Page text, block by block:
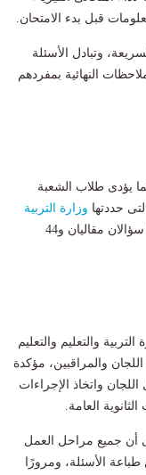
قبل بدء الامتحان.
وتبادل الأسئلة
النهائية بمفردهم
يؤدى طلاب الشعبة
حددتها وزارة التربية
، والتى تتضمن 46 سؤالًا لكل مادة، منها سؤالان مقاليان و44
والتعليم والتعليم
والمراقبين، مؤكدة
واتخاذ الإجراءات
العامة.
أن جميع مراحل العمل
طباعة الأسئلة، ومرورًا